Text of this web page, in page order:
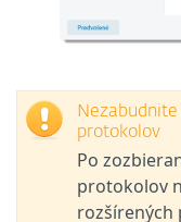
protokolov
Po
protokolov
rozšírených